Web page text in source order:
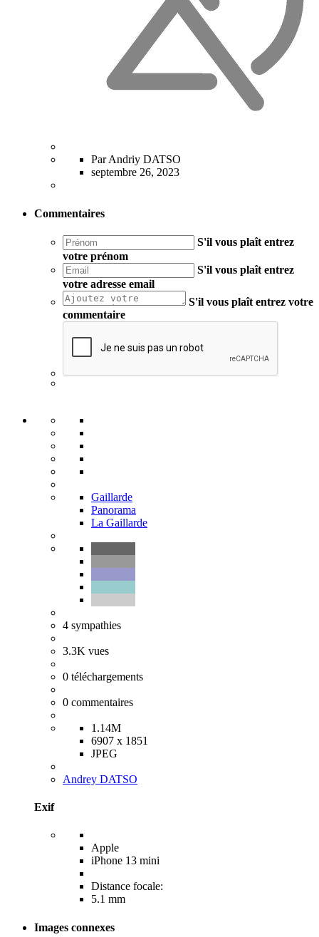
Par Andriy DATSO
septembre 26, 2023
Commentaires
S'il vous plaît entrez
votre prénom
S'il vous plaît entrez
votre adresse email
S'il vous plaît entrez votre
commentaire
Gaillarde
Panorama
La Gaillarde
4 sympathies
3.3K vues
0 téléchargements
0 commentaires
1.14M
6907 x 1851
JPEG
Andrey DATSO
Exif
Apple
iPhone 13 mini
Distance focale:
5.1 mm
Images connexes